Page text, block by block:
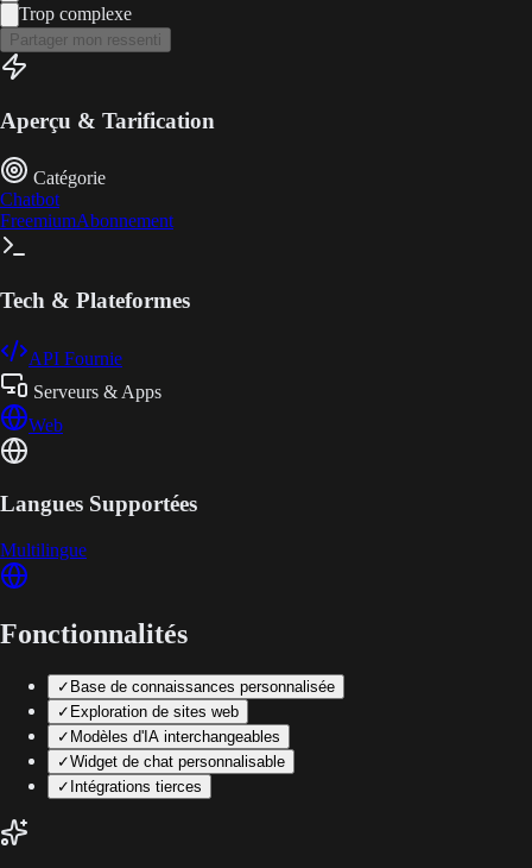
Trop complexe
Partager mon ressenti
Aperçu & Tarification
Catégorie
Chatbot
FreemiumAbonnement
Tech & Plateformes
API Fournie
Serveurs & Apps
Web
Langues Supportées
Multilingue
Fonctionnalités
✓ Base de connaissances personnalisée
✓ Exploration de sites web
✓ Modèles d'IA interchangeables
✓Widget de chat personnalisable
✓ Intégrations tierces